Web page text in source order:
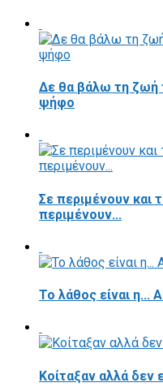
Δε θα βάλω τη ζωή
ψήφο
Σε περιμένουν και
περιμένουν...
Το λάθος είναι η...
Κοίταξαν αλλά δεν